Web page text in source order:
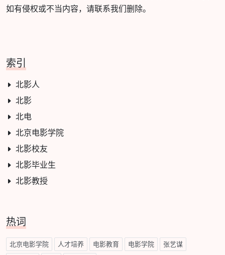
如有侵权或不当内容，请联系我们删除。
索引
北影人
北影
北电
北京电影学院
北影校友
北影毕业生
北影教授
热词
北京电影学院 人才培养 电影教育 电影学院 张艺谋